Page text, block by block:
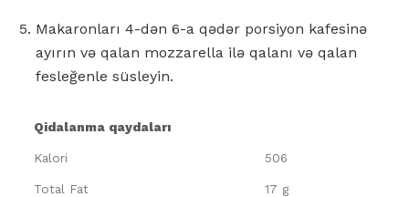
Makaronları 4-dən 6-a qədər porsiyon kafesinə
ayırın və qalan mozzarella ilə qalanı və qalan
fesleğenle süsleyin.
Qidalanma qaydaları
Kalori 506
Total Fat 17 g